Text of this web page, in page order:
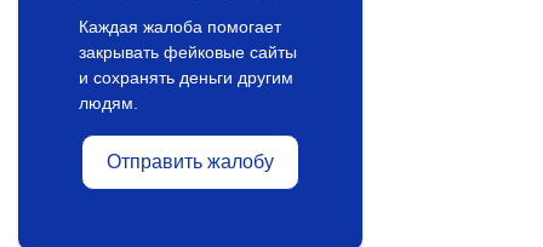
Каждая жалоба помогает
закрывать фейковые сайты
и сохранять деньги другим
людям.
Отправить жалобу